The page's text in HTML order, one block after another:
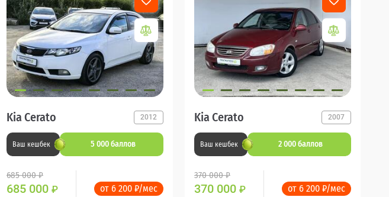
Kia Cerato 2012
Ваш кешбек 5 000 баллов
685 000 ₽
685 000 ₽ от 6 200 ₽/мес
Kia Cerato 2007
Ваш кешбек 2 000 баллов
370 000 ₽
370 000 ₽ от 6 200 ₽/мес